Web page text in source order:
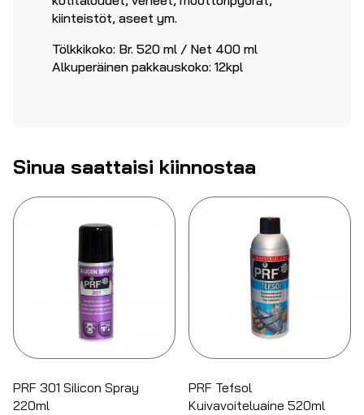
kiinteistöt, aseet ym.
Tölkkikoko: Br. 520 ml / Net 400 ml
Alkuperäinen pakkauskoko: 12kpl
Sinua saattaisi kiinnostaa
PRF 301 Silicon Spray
220ml
PRF Tefsol
Kuivavoiteluaine 520ml